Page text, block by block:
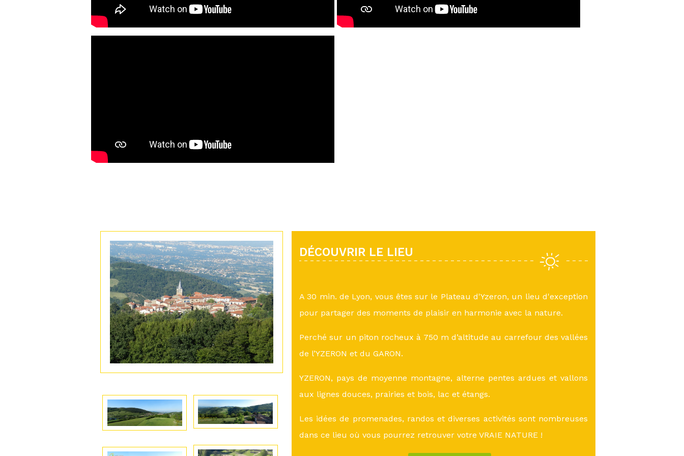
DÉCOUVRIR LE LIEU
A 30 min. de Lyon, vous êtes sur le Plateau d'Yzeron, un lieu d'exception
pour partager des moments de plaisir en harmonie avec la nature.
Perché sur un piton rocheux à 750 m d’altitude au carrefour des vallées
de l’YZERON et du GARON.
YZERON, pays de moyenne montagne, alterne pentes ardues et vallons
aux lignes douces, prairies et bois, lac et étangs.
Les idées de promenades, randos et diverses activités sont nombreuses
dans ce lieu où vous pourrez retrouver votre VRAIE NATURE !